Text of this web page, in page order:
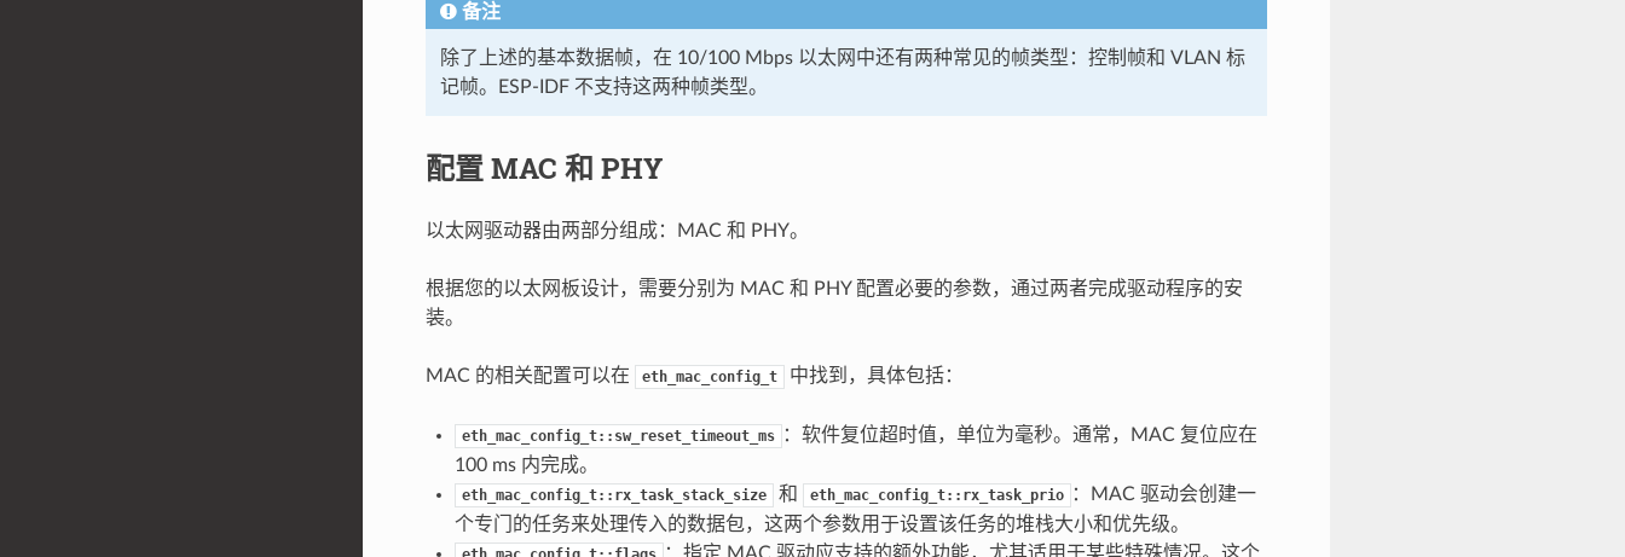
备注
除了上述的基本数据帧，在 10/100 Mbps 以太网中还有两种常见的帧类型：控制帧和 VLAN 标
记帧。ESP-IDF 不支持这两种帧类型。
配置 MAC 和 PHY
以太网驱动器由两部分组成：MAC 和 PHY。
根据您的以太网板设计，需要分别为 MAC 和 PHY 配置必要的参数，通过两者完成驱动程序的安
装。
MAC 的相关配置可以在 eth_mac_config_t 中找到，具体包括：
eth_mac_config_t::sw_reset_timeout_ms
：软件复位超时值，单位为毫秒。通常，MAC 复位应在
100 ms 内完成。
eth_mac_config_t::rx_task_stack_size 和 eth_mac_config_t::rx_task_prio
：MAC 驱动会创建一
个专门的任务来处理传入的数据包，这两个参数用于设置该任务的堆栈大小和优先级。